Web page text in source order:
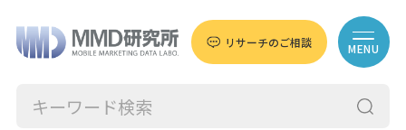
リサーチのご相談 MENU